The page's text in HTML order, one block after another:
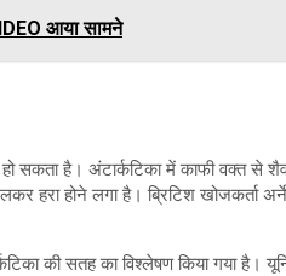
आया सामने
सकता है। अंटार्कटिका में काफी वक्त से
हरा होने लगा है। ब्रिटिश खोजकर्ता
की सतह का विश्लेषण किया गया है।